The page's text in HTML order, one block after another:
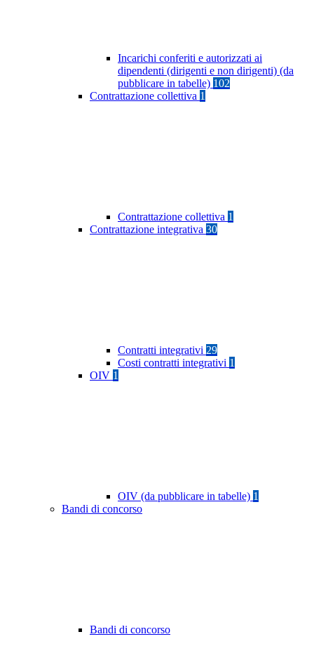
Incarichi conferiti e autorizzati ai
dipendenti (dirigenti e non dirigenti) (da
pubblicare in tabelle) 102
Contrattazione collettiva 1
Contrattazione collettiva 1
Contrattazione integrativa 30
Contratti integrativi 29
Costi contratti integrativi 1
OIV 1
OIV (da pubblicare in tabelle) 1
Bandi di concorso
Bandi di concorso